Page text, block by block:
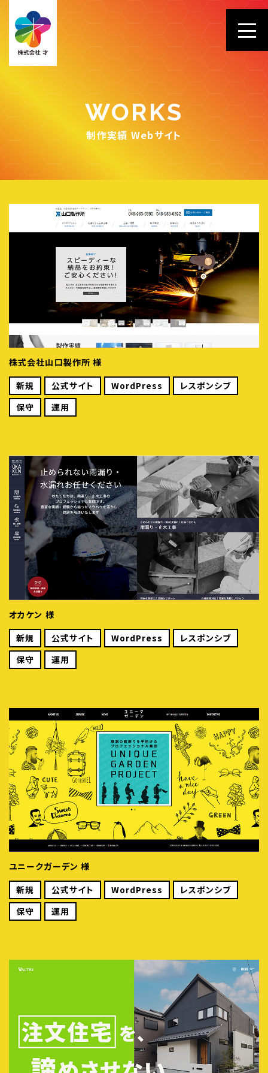
WORKS
制作実績 Webサイト
株式会社山口製作所 様
新規
公式サイト WordPress
レスポンシブ
保守
運用
オカケン 様
新規
公式サイト WordPress
レスポンシブ
保守
運用
ユニークガーデン 様
新規
公式サイト WordPress
レスポンシブ
保守
運用